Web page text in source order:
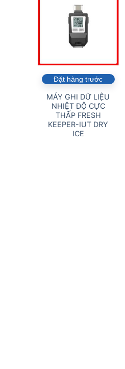
Đặt hàng trước
MÁY GHI DỮ LIỆU
NHIỆT ĐỘ CỰC
THẤP FRESH
KEEPER-IUT DRY
ICE